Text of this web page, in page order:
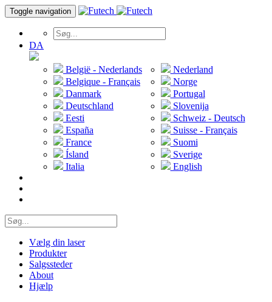
Toggle navigation
DA
België - Nederlands
Belgique - Français
Danmark
Deutschland
Eesti
España
France
Ísland
Italia
Nederland
Norge
Portugal
Slovenija
Schweiz - Deutsch
Suisse - Français
Suomi
Sverige
English
Vælg din laser
Produkter
Salgssteder
About
Hjælp